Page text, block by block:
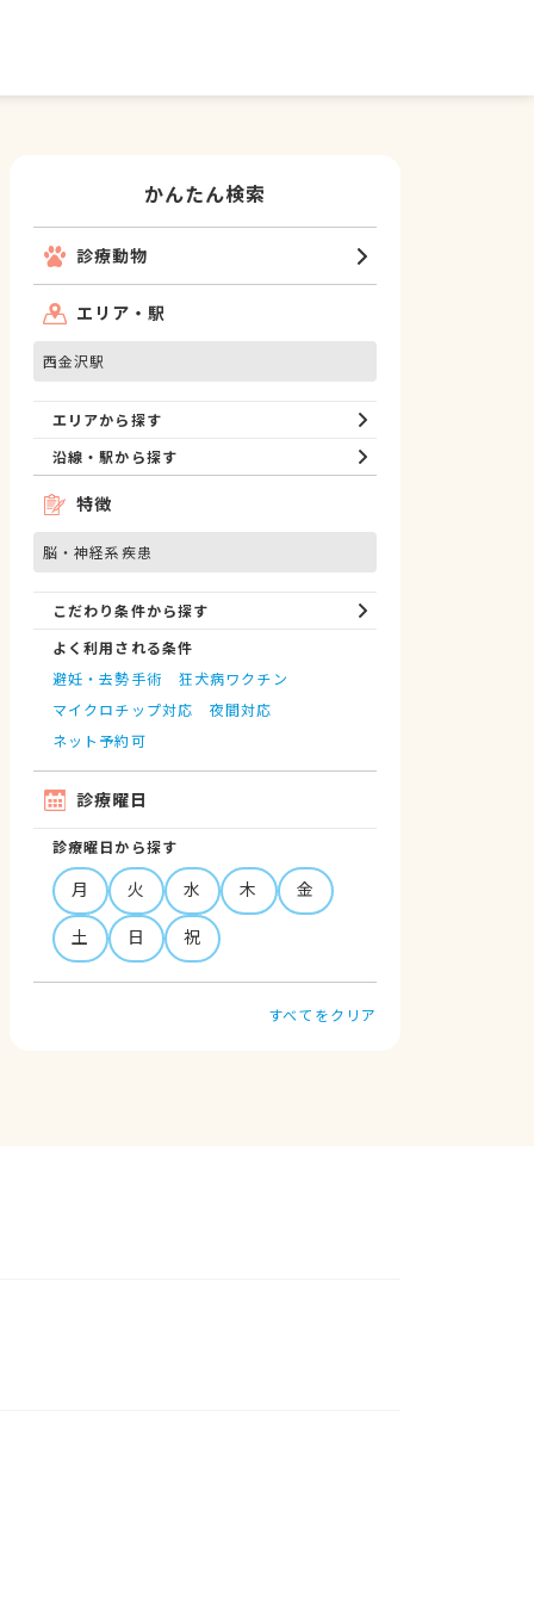
かんたん検索
診療動物
エリア・駅
西金沢駅
エリアから探す
沿線・駅から探す
特徴
脳・神経系疾患
こだわり条件から探す
よく利用される条件
避妊・去勢手術
狂犬病ワクチン
マイクロチップ対応
夜間対応
ネット予約可
診療曜日
診療曜日から探す
月 火 水 木
金
土
日 祝
すべてをクリア